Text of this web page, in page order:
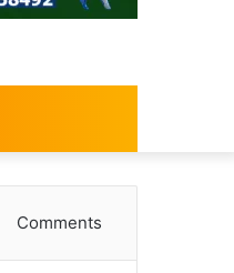
Comments